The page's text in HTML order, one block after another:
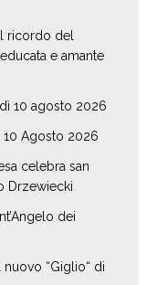
ricordo del
e amante
10 agosto 2026
10 Agosto 2026
celebra san
Drzewiecki
dei
nuovo “Giglio“ di